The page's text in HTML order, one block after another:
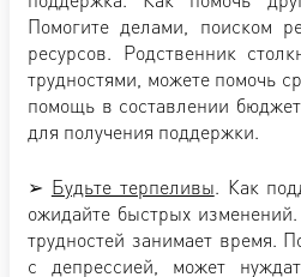
Помогите делами, поиском
ресурсов. Родственник
трудностями, можете помочь
помощь в составлении
для получения поддержки.
➢ Будьте терпеливы. Как
ожидайте быстрых
трудностей занимает время.
с депрессией, может